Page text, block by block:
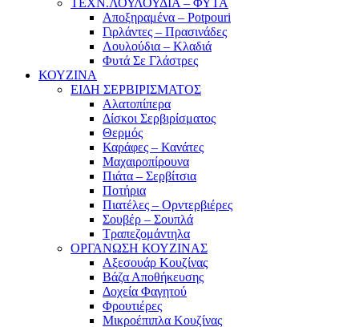
ΤΕΧΝ.ΛΟΥΛΟΥΔΙΑ – ΦΥΤΑ
Αποξηραμένα – Potpouri
Γιρλάντες – Πρασινάδες
Λουλούδια – Κλαδιά
Φυτά Σε Γλάστρες
ΚΟΥΖΙΝΑ
ΕΙΔΗ ΣΕΡΒΙΡΙΣΜΑΤΟΣ
Αλατοπίπερα
Δίσκοι Σερβιρίσματος
Θερμός
Καράφες – Κανάτες
Μαχαιροπίρουνα
Πιάτα – Σερβίτσια
Ποτήρια
Πιατέλες – Ορντερβιέρες
Σουβέρ – Σουπλά
Τραπεζομάντηλα
ΟΡΓΑΝΩΣΗ ΚΟΥΖΙΝΑΣ
Αξεσουάρ Κουζίνας
Βάζα Αποθήκευσης
Δοχεία Φαγητού
Φρουτιέρες
Μικροέπιπλα Κουζίνας